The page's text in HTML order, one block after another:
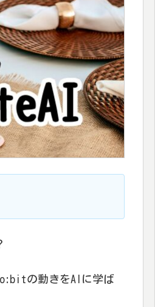
の動きをAIに学ば